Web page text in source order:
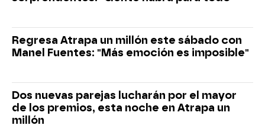
Regresa Atrapa un millón este sábado con
Manel Fuentes: "Más emoción es imposible"
Dos nuevas parejas lucharán por el mayor
de los premios, esta noche en Atrapa un
millón